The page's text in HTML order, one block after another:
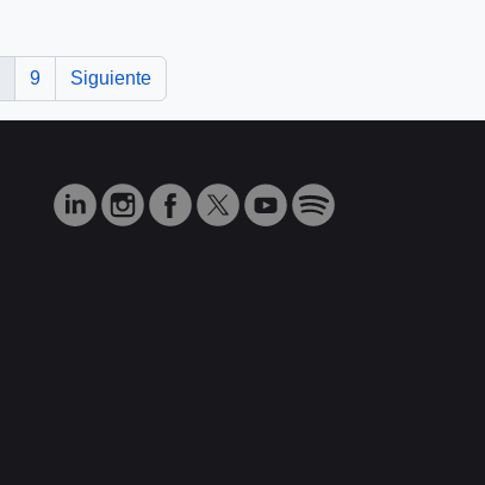
9 Siguiente